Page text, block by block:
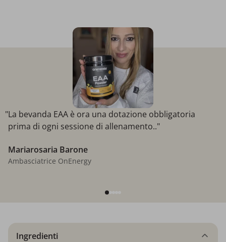
"La bevanda EAA è ora una dotazione obbligatoria
prima di ogni sessione di allenamento.."
Mariarosaria Barone
Ambasciatrice OnEnergy
Ingredienti